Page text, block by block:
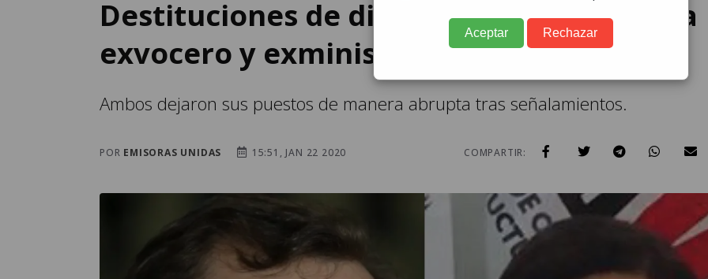
Destituciones de diplomáticos alcanzan a
exvocero y exministra de Jimmy Morales
Ambos dejaron sus puestos de manera abrupta tras señalamientos.
POR EMISORAS UNIDAS 15:51, JAN 22 2020 COMPARTIR:
Aceptar Rechazar